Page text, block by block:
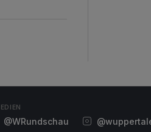
@WRundschau